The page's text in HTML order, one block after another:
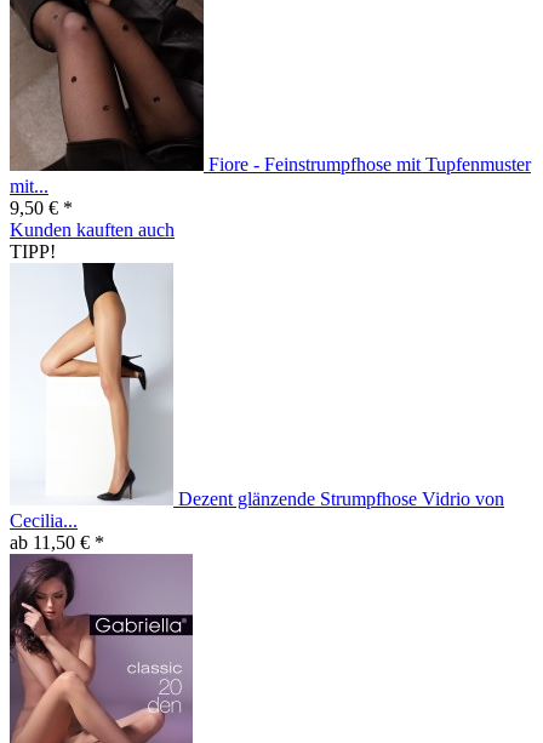
Fiore - Feinstrumpfhose mit Tupfenmuster
mit...
9,50 € *
Kunden kauften auch
TIPP!
Dezent glänzende Strumpfhose Vidrio von
Cecilia...
ab 11,50 € *